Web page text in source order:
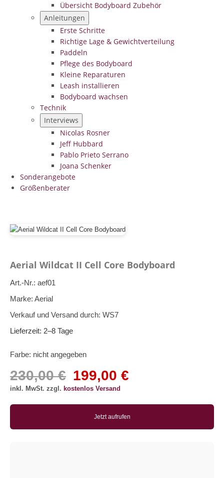
Übersicht Bodyboard Zubehör
Anleitungen
Erste Schritte
Richtige Lage & Gewichtverteilung
Paddeln
Pflege des Bodyboard
Kleine Reparaturen
Leash installieren
Bodyboard wachsen
Technik
Interviews
Nicolas Rosner
Jeff Hubbard
Pablo Prieto Serrano
Joana Schenker
Sonderangebote
Größenberater
Aerial Wildcat II Cell Core Bodyboard
Art.-Nr.: aef01
Marke: Aerial
Verkauf und Versand durch: WS7
Lieferzeit: 2–8 Tage
Farbe: nicht angegeben
230,00 € 199,00 €
inkl. MwSt. zzgl. kostenlos Versand
Jetzt aufrufen